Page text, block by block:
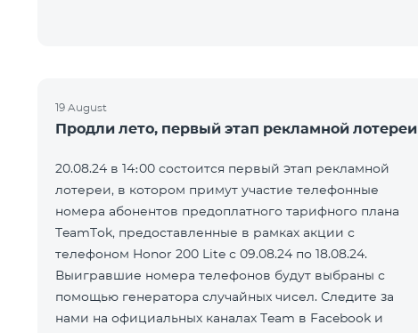
19 August
Продли лето, первый этап рекламной лотереи
20.08.24 в 14։00 состоится первый этап рекламной
лотереи, в котором примут участие телефонные
номера абонентов предоплатного тарифного плана
TeamTok, предоставленные в рамках акции с
телефоном Honor 200 Lite с 09.08.24 по 18.08.24.
Выигравшие номера телефонов будут выбраны с
помощью генератора случайных чисел. Следите за
нами на официальных каналах Team в Facebook и